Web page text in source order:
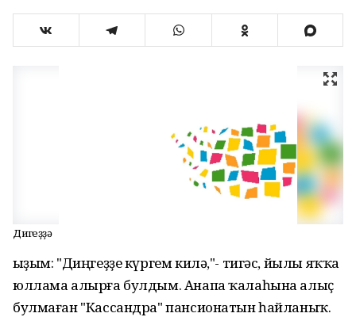
Диңгеҙҙә
Ҡыҙым: "Диңгеҙҙе күргем килә,"- тигәс, йылы яҡҡа
юллама алырға булдым. Анапа ҡалаһына алыҫ
булмаған "Кассандра" пансионатын һайланыҡ.